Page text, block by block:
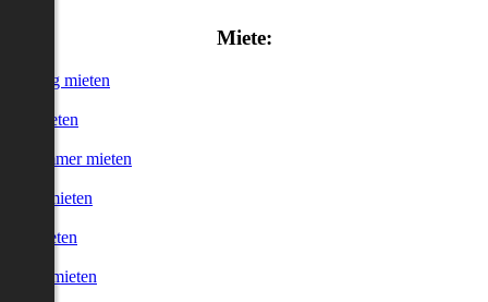
Miete:
mieten
mieten
Zimmer mieten
mieten
mieten